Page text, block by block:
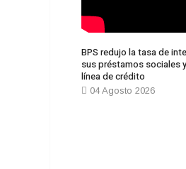
BPS redujo la tasa de
sus préstamos sociales
línea de crédito
04 Agosto 2026